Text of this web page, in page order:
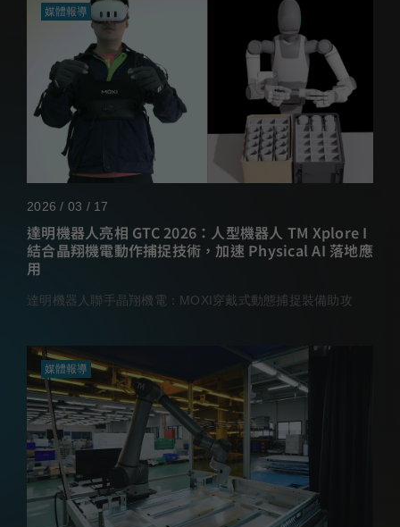
媒體報導
2026 / 03 / 17
達明機器人亮相 GTC 2026：人型機器人 TM Xplore I
結合晶翔機電動作捕捉技術，加速 Physical AI 落地應
用
達明機器人聯手晶翔機電：MOXI穿戴式動態捕捉裝備助攻
媒體報導